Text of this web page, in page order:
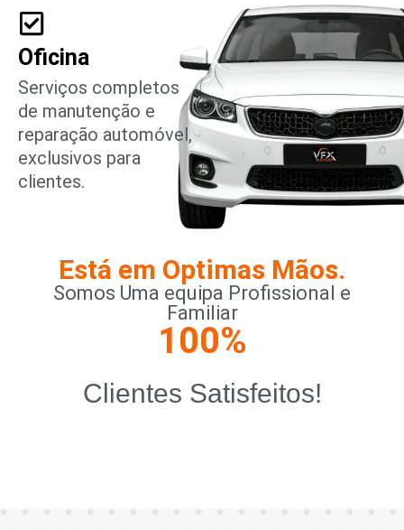
Oficina
Serviços completos
de manutenção e
reparação automóvel,
exclusivos para
clientes.
Está em Optimas Mãos.
Somos Uma equipa Profissional e
Familiar
Clientes Satisfeitos!
100%